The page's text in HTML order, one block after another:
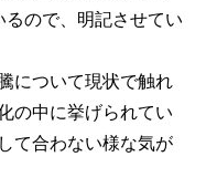
ので、明記させてい
について現状で触れ
の中に挙げられてい
て合わない様な気が